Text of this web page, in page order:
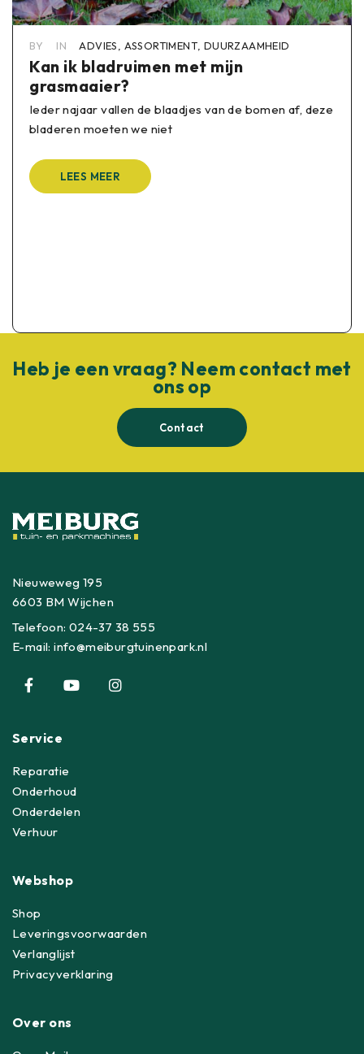
BY IN ADVIES, ASSORTIMENT, DUURZAAMHEID
Kan ik bladruimen met mijn
grasmaaier?
Ieder najaar vallen de blaadjes van de bomen af, deze
bladeren moeten we niet
LEES MEER
Heb je een vraag? Neem contact met
ons op
Contact
Nieuweweg 195
6603 BM Wijchen
Telefoon:024-37 38 555
E-mail:info@meiburgtuinenpark.nl
Service
Reparatie
Onderhoud
Onderdelen
Verhuur
Webshop
Shop
Leveringsvoorwaarden
Verlanglijst
Privacyverklaring
Over ons